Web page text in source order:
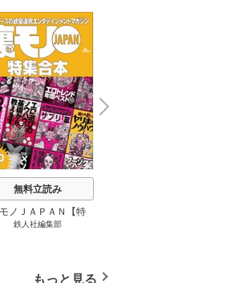
無料立読み
ノＪＡＰＡＮ【特
★超ボリューム版６
鉄人社編集部
N
e
x
t
もっと見る